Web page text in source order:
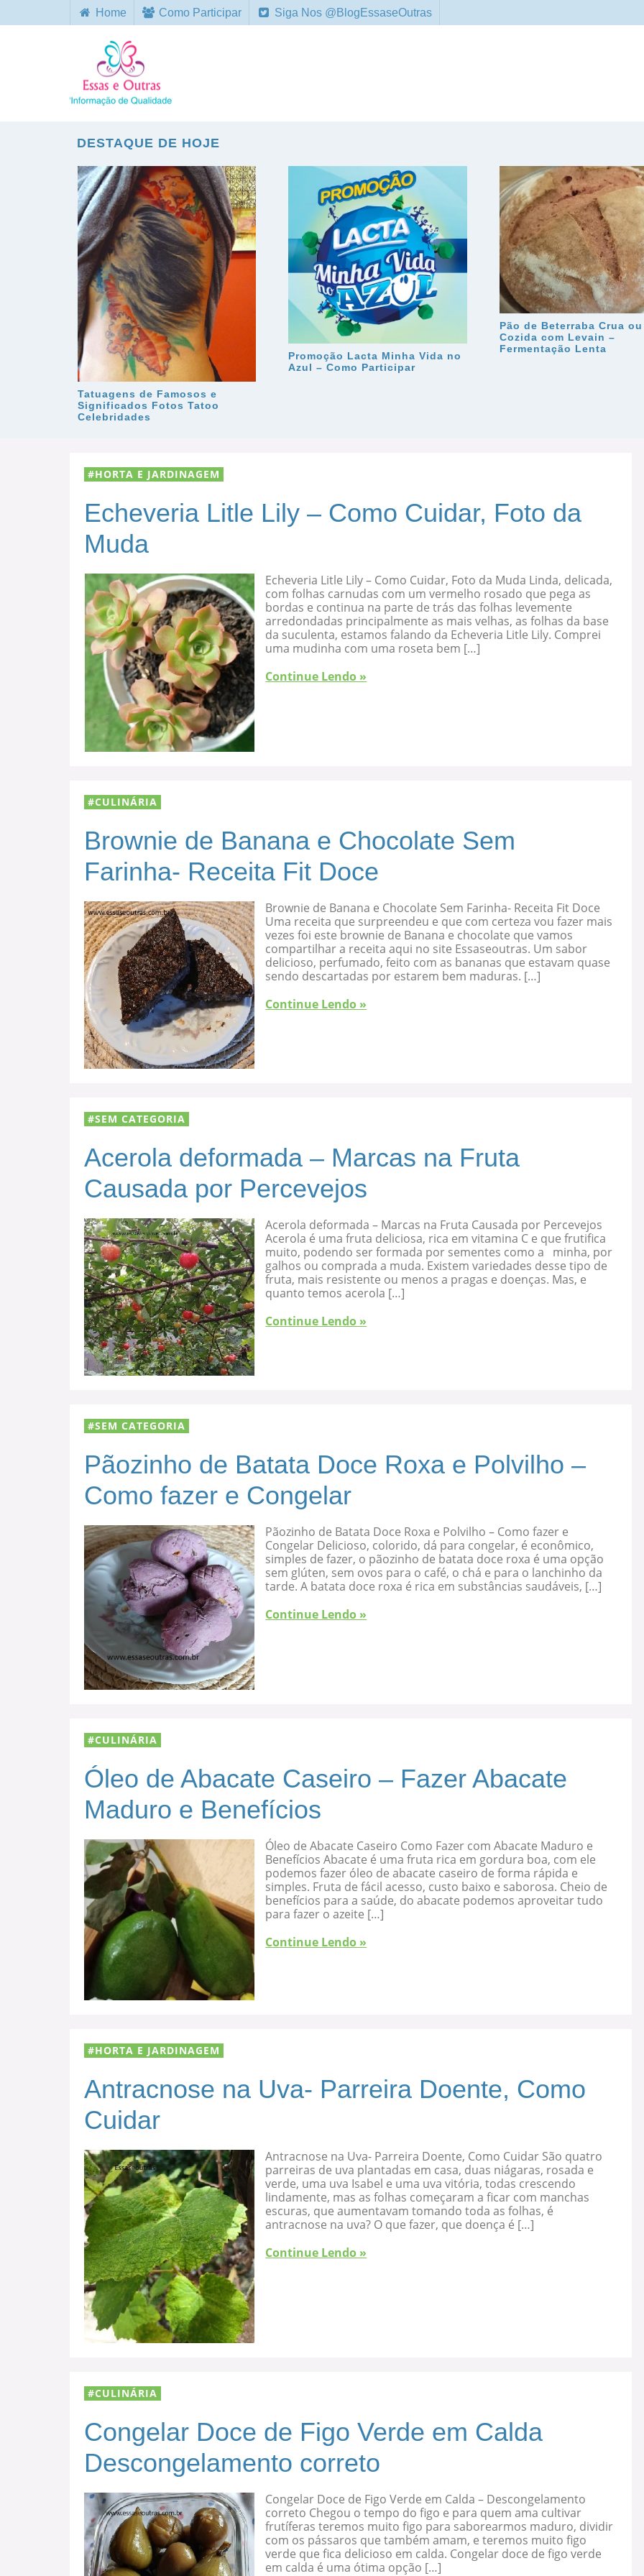
Home Como Participar Siga Nos @BlogEssaseOutras
DESTAQUE DE HOJE
Tatuagens de Famosos e
Significados Fotos Tatoo
Celebridades
Promoção Lacta Minha Vida no
Azul – Como Participar
Pão de Beterraba Crua ou
Cozida com Levain –
Fermentação Lenta
HORTA E JARDINAGEM
Echeveria Litle Lily – Como Cuidar, Foto da
Muda
Echeveria Litle Lily – Como Cuidar, Foto da Muda Linda, delicada,
com folhas carnudas com um vermelho rosado que pega as
bordas e continua na parte de trás das folhas levemente
arredondadas principalmente as mais velhas, as folhas da base
da suculenta, estamos falando da Echeveria Litle Lily. Comprei
uma mudinha com uma roseta bem […]
Continue Lendo »
CULINÁRIA
Brownie de Banana e Chocolate Sem
Farinha- Receita Fit Doce
Brownie de Banana e Chocolate Sem Farinha- Receita Fit Doce
Uma receita que surpreendeu e que com certeza vou fazer mais
vezes foi este brownie de Banana e chocolate que vamos
compartilhar a receita aqui no site Essaseoutras. Um sabor
delicioso, perfumado, feito com as bananas que estavam quase
sendo descartadas por estarem bem maduras. […]
Continue Lendo »
SEM CATEGORIA
Acerola deformada – Marcas na Fruta
Causada por Percevejos
Acerola deformada – Marcas na Fruta Causada por Percevejos
Acerola é uma fruta deliciosa, rica em vitamina C e que frutifica
muito, podendo ser formada por sementes como a minha, por
galhos ou comprada a muda. Existem variedades desse tipo de
fruta, mais resistente ou menos a pragas e doenças. Mas, e
quanto temos acerola […]
Continue Lendo »
SEM CATEGORIA
Pãozinho de Batata Doce Roxa e Polvilho –
Como fazer e Congelar
Pãozinho de Batata Doce Roxa e Polvilho – Como fazer e
Congelar Delicioso, colorido, dá para congelar, é econômico,
simples de fazer, o pãozinho de batata doce roxa é uma opção
sem glúten, sem ovos para o café, o chá e para o lanchinho da
tarde. A batata doce roxa é rica em substâncias saudáveis, […]
Continue Lendo »
CULINÁRIA
Óleo de Abacate Caseiro – Fazer Abacate
Maduro e Benefícios
Óleo de Abacate Caseiro Como Fazer com Abacate Maduro e
Benefícios Abacate é uma fruta rica em gordura boa, com ele
podemos fazer óleo de abacate caseiro de forma rápida e
simples. Fruta de fácil acesso, custo baixo e saborosa. Cheio de
benefícios para a saúde, do abacate podemos aproveitar tudo
para fazer o azeite […]
Continue Lendo »
HORTA E JARDINAGEM
Antracnose na Uva- Parreira Doente, Como
Cuidar
Antracnose na Uva- Parreira Doente, Como Cuidar São quatro
parreiras de uva plantadas em casa, duas niágaras, rosada e
verde, uma uva Isabel e uma uva vitória, todas crescendo
lindamente, mas as folhas começaram a ficar com manchas
escuras, que aumentavam tomando toda as folhas, é
antracnose na uva? O que fazer, que doença é […]
Continue Lendo »
CULINÁRIA
Congelar Doce de Figo Verde em Calda
Descongelamento correto
Congelar Doce de Figo Verde em Calda – Descongelamento
correto Chegou o tempo do figo e para quem ama cultivar
frutíferas teremos muito figo para saborearmos maduro, dividir
com os pássaros que também amam, e teremos muito figo
verde que fica delicioso em calda. Congelar doce de figo verde
em calda é uma ótima opção […]